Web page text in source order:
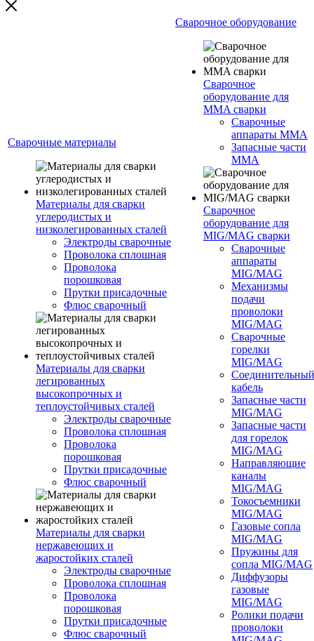
Сварочные материалы
Материалы для сварки
углеродистых и
низколегированных сталей
Электроды сварочные
Проволока сплошная
Проволока
порошковая
Прутки присадочные
Флюс сварочный
Материалы для сварки
легированных
высокопрочных и
теплоустойчивых сталей
Электроды сварочные
Проволока сплошная
Проволока
порошковая
Прутки присадочные
Флюс сварочный
Материалы для сварки
нержавеющих и
жаростойких сталей
Электроды сварочные
Проволока сплошная
Проволока
порошковая
Прутки присадочные
Флюс сварочный
Сварочное оборудование
Сварочное
оборудование для
MMA сварки
Сварочные
аппараты MMA
Запасные части
MMA
Сварочное
оборудование для
MIG/MAG сварки
Сварочные
аппараты
MIG/MAG
Механизмы
подачи
проволоки
MIG/MAG
Сварочные
горелки
MIG/MAG
Соединительный
кабель
Запасные части
MIG/MAG
Запасные части
для горелок
MIG/MAG
Направляющие
каналы
MIG/MAG
Токосъемники
MIG/MAG
Газовые сопла
MIG/MAG
Пружины для
сопла MIG/MAG
Диффузоры
газовые
MIG/MAG
Ролики подачи
проволоки